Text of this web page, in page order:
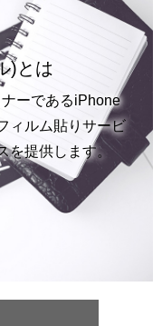
)とは
ーであるiPhone
ィルム貼りサービ
を提供します。